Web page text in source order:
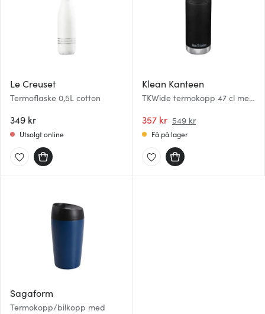
Le Creuset
Termoflaske 0,5L cotton
349 kr
Utsolgt online
Klean Kanteen
TKWide termokopp 47 cl med
357 kr 549 kr
Få på lager
Sagaform
Termokopp/bilkopp med